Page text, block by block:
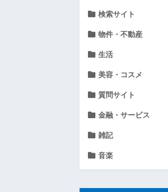
検索サイト
物件・不動産
生活
美容・コスメ
質問サイト
金融・サービス
雑記
音楽